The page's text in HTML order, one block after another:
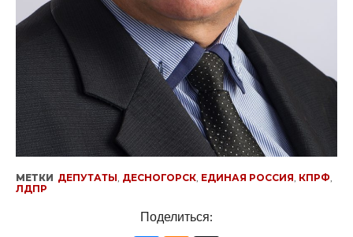
МЕТКИ ДЕПУТАТЫ, ДЕСНОГОРСК, ЕДИНАЯ РОССИЯ, КПРФ,
ЛДПР
Поделиться: